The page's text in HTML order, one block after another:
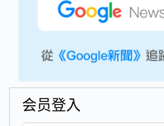
会员登入